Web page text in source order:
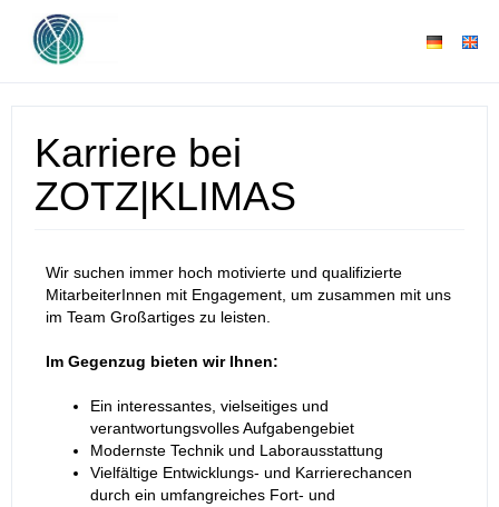
Karriere bei
ZOTZ|KLIMAS
Wir suchen immer hoch motivierte und qualifizierte
MitarbeiterInnen mit Engagement, um zusammen mit uns
im Team Großartiges zu leisten.
Im Gegenzug bieten wir Ihnen:
Ein interessantes, vielseitiges und
verantwortungsvolles Aufgabengebiet
Modernste Technik und Laborausstattung
Vielfältige Entwicklungs- und Karrierechancen
durch ein umfangreiches Fort- und